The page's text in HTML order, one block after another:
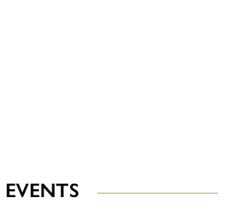
EVENTS